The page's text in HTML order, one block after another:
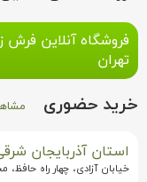
فروشگاه آنلاین فرش
تهران
خرید حضوری
استان آذربایجان
خیابان آزادی، چهار راه